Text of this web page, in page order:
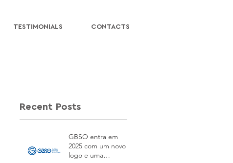
TESTIMONIALS CONTACTS
Recent Posts
GBSO entra em
2025 com um novo
logo e uma